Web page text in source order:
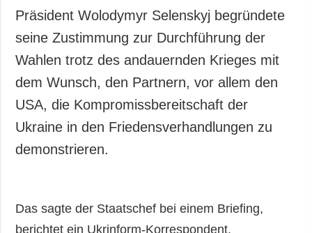
ZUSÄTZLICH
Veröffentlichungen
Interview
Fotos
Video
LEISTUNGEN
Abonnement
Fotobank
Präsident Wolodymyr Selenskyj begründete
seine Zustimmung zur Durchführung der
Wahlen trotz des andauernden Krieges mit
dem Wunsch, den Partnern, vor allem den
USA, die Kompromissbereitschaft der
Ukraine in den Friedensverhandlungen zu
demonstrieren.
Das sagte der Staatschef bei einem Briefing,
berichtet ein Ukrinform-Korrespondent.